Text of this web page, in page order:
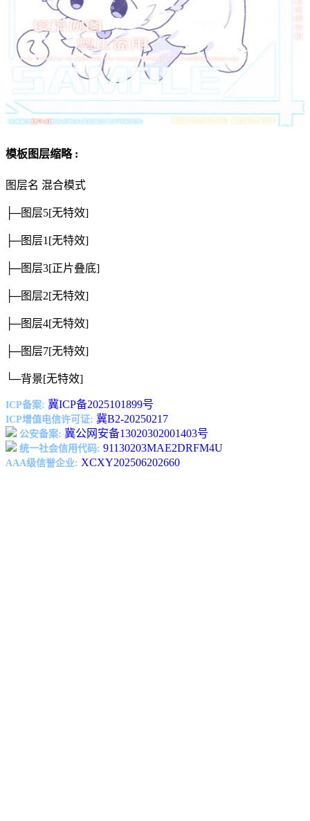
模板图层缩略 :
图层名 混合模式
├─图层5[无特效]
├─图层1 [无特效]
├─图层3[正片叠底]
├─图层2[无特效]
├─图层4[无特效]
├─图层7[无特效]
└─背景[无特效]
ICP备案: 冀ICP备2025101899号
ICP增值电信许可证: 冀B2-20250217
公安备案: 冀公网安备13020302001403号
统一社会信用代码: 91130203MAE2DRFM4U
AAA级信誉企业: XCXY202506202660